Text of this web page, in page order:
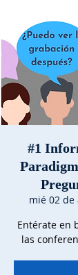
#1
mié 02 de
Entérate en
las